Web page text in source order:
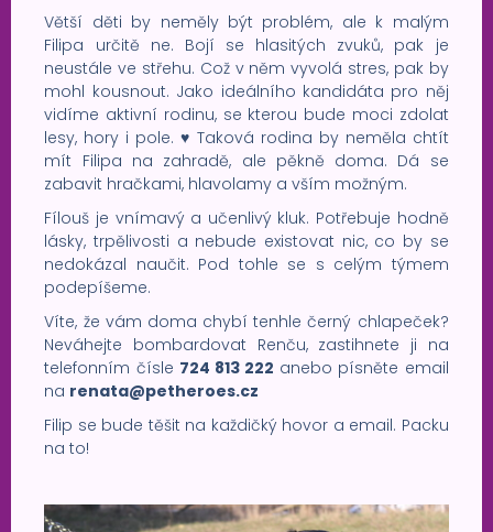
Větší děti by neměly být problém, ale k malým
Filipa určitě ne. Bojí se hlasitých zvuků, pak je
neustále ve střehu. Což v něm vyvolá stres, pak by
mohl kousnout. Jako ideálního kandidáta pro něj
vidíme aktivní rodinu, se kterou bude moci zdolat
lesy, hory i pole. ♥ Taková rodina by neměla chtít
mít Filipa na zahradě, ale pěkně doma. Dá se
zabavit hračkami, hlavolamy a vším možným.
Fílouš je vnímavý a učenlivý kluk. Potřebuje hodně
lásky, trpělivosti a nebude existovat nic, co by se
nedokázal naučit. Pod tohle se s celým týmem
podepíšeme.
Víte, že vám doma chybí tenhle černý chlapeček?
Neváhejte bombardovat Renču, zastihnete ji na
telefonním čísle 724 813 222 anebo písněte email
na renata@petheroes.cz
Filip se bude těšit na každičký hovor a email. Packu
na to!